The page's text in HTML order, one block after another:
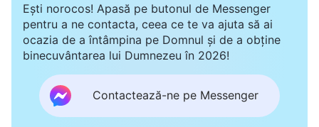
Ești norocos! Apasă pe butonul de Messenger
pentru a ne contacta, ceea ce te va ajuta să ai
ocazia de a întâmpina pe Domnul și de a obține
binecuvântarea lui Dumnezeu în 2026!
Contactează-ne pe Messenger